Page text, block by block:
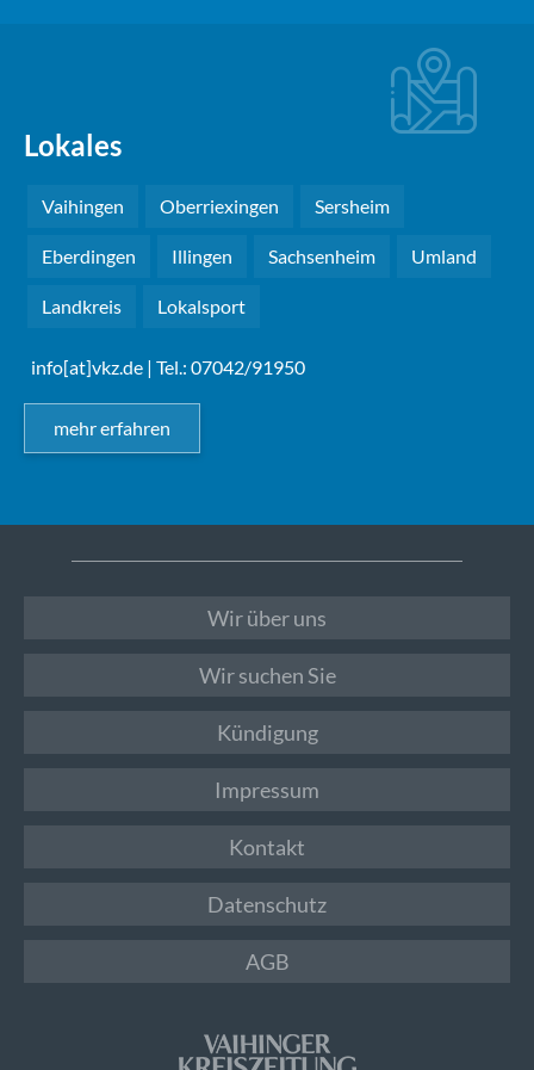
Lokales
Vaihingen Oberriexingen Sersheim
Eberdingen Illingen Sachsenheim Umland
Landkreis Lokalsport
info[at]vkz.de | Tel.: 07042/91950
mehr erfahren
Wir über uns
Wir suchen Sie
Kündigung
Impressum
Kontakt
Datenschutz
AGB